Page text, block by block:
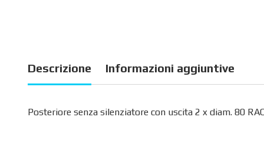
Descrizione Informazioni aggiuntive
Posteriore senza silenziatore con uscita 2 x diam. 80